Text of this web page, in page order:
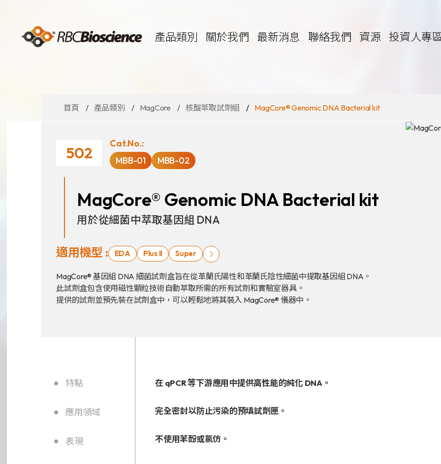
產品類別 關於我們 最新消息 聯絡我們 資源 投資人專
Language EN TW
自動化核酸純化萃取儀
Large Volume Kits
代理品牌
ANGLE
Medicover
新聞分享
最新公告
專利證書
財務資訊
公司治理
股東專區
首頁 產品類別 MagCore 核酸萃取試劑組 MagCore® Genomic DNA Bacterial kit
502
Cat.No.:
MBB-01
MBB-02
MagCore® Genomic DNA Bacterial kit
用於從細菌中萃取基因組 DNA
適用機型 : EDA Plus II Super
MagCore® 基因組 DNA 細菌試劑盒旨在從革蘭氏陽性和革蘭氏陰性細菌中提取基因組 DNA。
此試劑盒包含使用磁性顆粒技術自動萃取所需的所有試劑和實驗室器具。
提供的試劑並預先裝在試劑盒中，可以輕鬆地將其裝入 MagCore® 儀器中。
特點
應用領域
表現
在 qPCR 等下游應用中提供高性能的純化 DNA。
完全密封以防止污染的預填試劑匣。
不使用苯酚或氯仿。